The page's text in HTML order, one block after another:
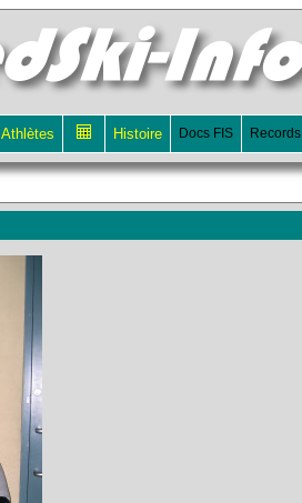
Athlètes Histoire Docs FIS Records